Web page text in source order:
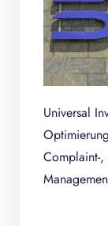
Universal
Complaint-,